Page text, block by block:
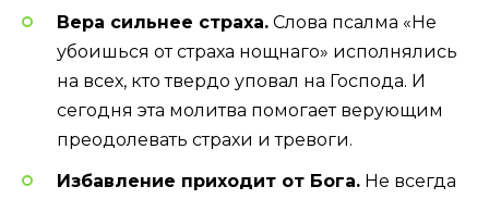
Вера сильнее страха. Слова псалма «Не
убоишься от страха нощнаго» исполнялись
на всех, кто твердо уповал на Господа. И
сегодня эта молитва помогает верующим
преодолевать страхи и тревоги.
Избавление приходит от Бога. Не всегда